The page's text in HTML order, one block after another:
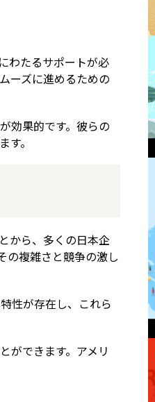
わたるサポートが必
ーズに進めるための
効果的です。彼らの
。
から、多くの日本企
の複雑さと競争の激し
性が存在し、これら
ができます。アメリ